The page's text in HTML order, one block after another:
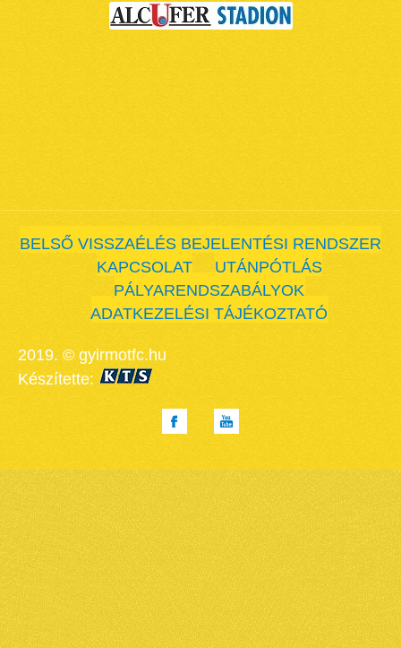
BELSŐ VISSZAÉLÉS BEJELENTÉSI RENDSZER
KAPCSOLAT
UTÁNPÓTLÁS
PÁLYARENDSZABÁLYOK
ADATKEZELÉSI TÁJÉKOZTATÓ
2019. © gyirmotfc.hu
Készítette: